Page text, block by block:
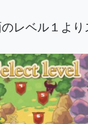
レベル１よ